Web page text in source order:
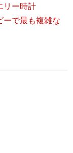
リー時計
ーで最も複雑な